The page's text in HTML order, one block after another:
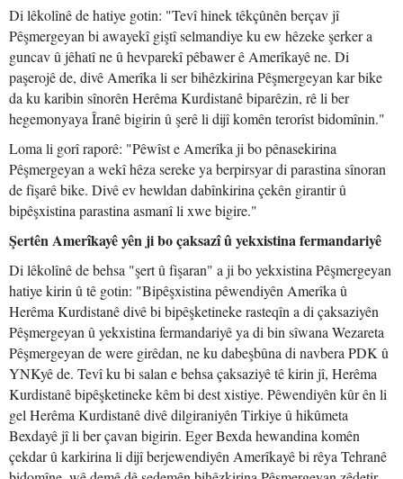
Di lêkolînê de hatiye gotin: "Tevî hinek têkçûnên berçav jî
Pêşmergeyan bi awayekî giştî selmandiye ku ew hêzeke şerker a
guncav û jêhatî ne û hevparekî pêbawer ê Amerîkayê ne. Di
paşerojê de, divê Amerîka li ser bihêzkirina Pêşmergeyan kar bike
da ku karibin sînorên Herêma Kurdistanê biparêzin, rê li ber
hegemonyaya Îranê bigirin û şerê li dijî komên terorîst bidomînin."
Loma li gorî raporê: "Pêwîst e Amerîka ji bo pênasekirina
Pêşmergeyan a wekî hêza sereke ya berpirsyar di parastina sînoran
de fişarê bike. Divê ev hewldan dabînkirina çekên girantir û
bipêşxistina parastina asmanî li xwe bigire."
Şertên Amerîkayê yên ji bo çaksazî û yekxistina fermandariyê
Di lêkolînê de behsa "şert û fişaran" a ji bo yekxistina Pêşmergeyan
hatiye kirin û tê gotin: "Bipêşxistina pêwendiyên Amerîka û
Herêma Kurdistanê divê bi bipêşketineke rasteqîn a di çaksaziyên
Pêşmergeyan û yekxistina fermandariyê ya di bin sîwana Wezareta
Pêşmergeyan de were girêdan, ne ku dabeşbûna di navbera PDK û
YNKyê de. Tevî ku bi salan e behsa çaksaziyê tê kirin jî, Herêma
Kurdistanê bipêşketineke kêm bi dest xistiye. Pêwendiyên kûr ên li
gel Herêma Kurdistanê divê dilgiraniyên Tirkiye û hikûmeta
Bexdayê jî li ber çavan bigirin. Eger Bexda hewandina komên
çekdar û karkirina li dijî berjewendiyên Amerîkayê bi rêya Tehranê